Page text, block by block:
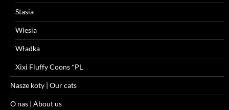
Stasia
Wiesia
Władka
Xixi Fluffy Coons *PL
Nasze koty | Our cats
O nas | About us